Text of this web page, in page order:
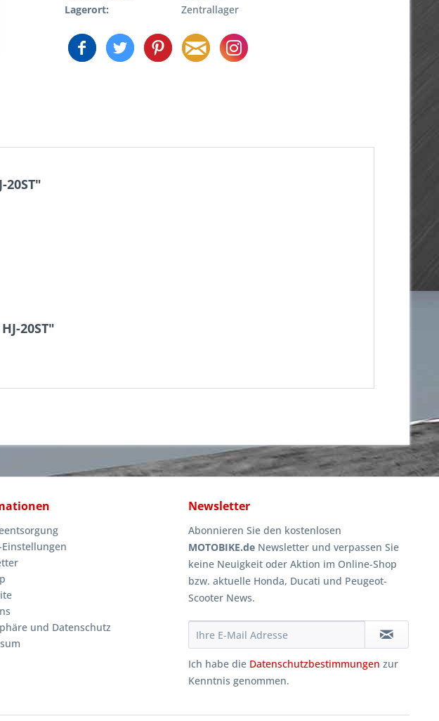
Lagerort:
Zentrallager
20ST"
Einstellungen
und Datenschutz
Newsletter
Abonnieren Sie den kostenlosen
MOTOBIKE.de Newsletter und verpassen Sie
keine Neuigkeit oder Aktion im Online-Shop
bzw. aktuelle Honda, Ducati und Peugeot-
Scooter News.
Ich habe die Datenschutzbestimmungen zur
Kenntnis genommen.